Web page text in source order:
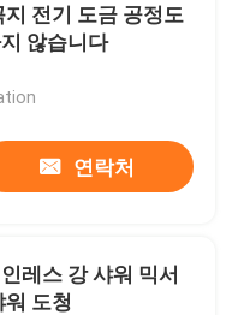
전기 도금 공정도
않습니다
연락처
레스 강 샤워 믹서
도청